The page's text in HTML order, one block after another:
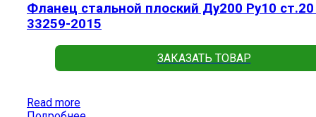
Фланец стальной плоский Ду200 Ру10
33259-2015
ЗАКАЗАТЬ ТОВАР
Read more